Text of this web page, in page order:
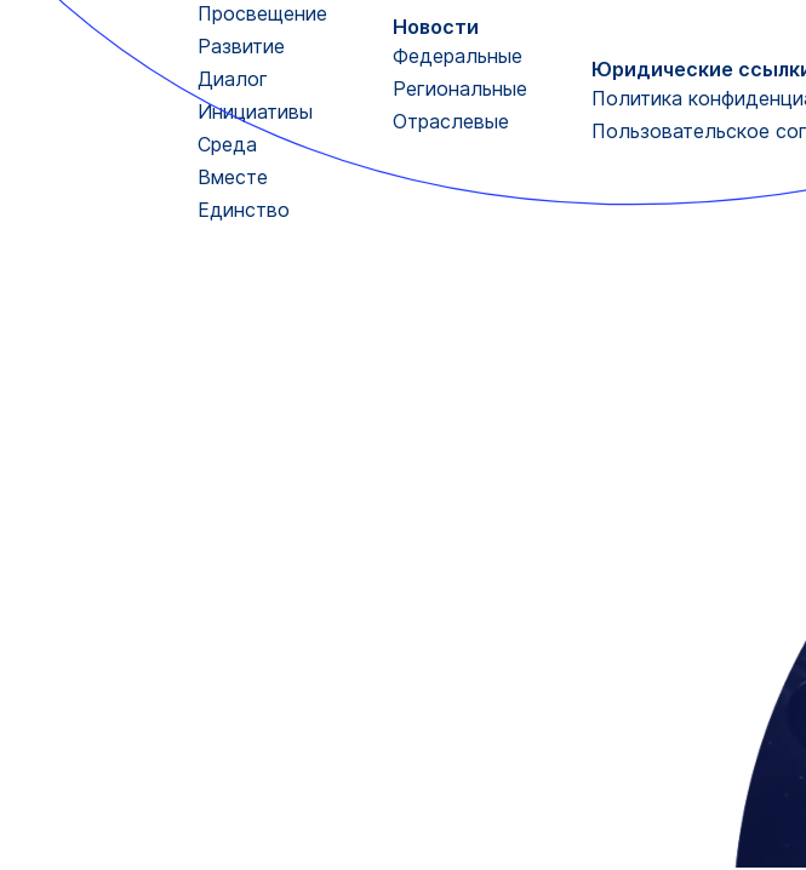
Просвещение
Развитие
Диалог
Инициативы
Среда
Вместе
Единство
Новости
Федеральные
Региональные
Отраслевые
Юридические
Политика
Пользовательское